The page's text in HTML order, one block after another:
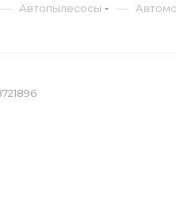
— Автопылесосы —